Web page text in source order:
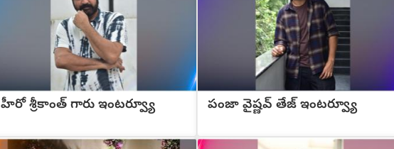
హీరో శ్రీకాంత్ గారు ఇంటర్వ్యూ పంజా వైష్ణవ్ తేజ్ ఇంటర్వ్యూ